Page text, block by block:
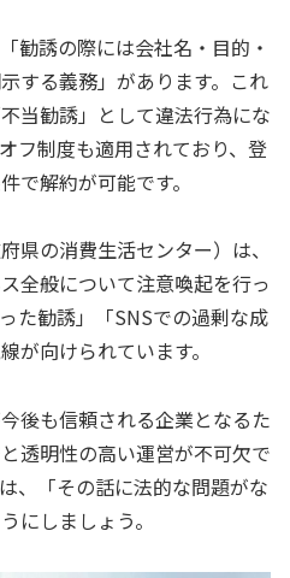
勧誘の際には会社名・目的・
する義務」があります。これ
当勧誘」として違法行為にな
フ制度も適用されており、登
で解約が可能です。
県の消費生活センター）は、
全般について注意喚起を行っ
た勧誘」「SNSでの過剰な成
が向けられています。
後も信頼される企業となるた
透明性の高い運営が不可欠で
、「その話に法的な問題がな
にしましょう。